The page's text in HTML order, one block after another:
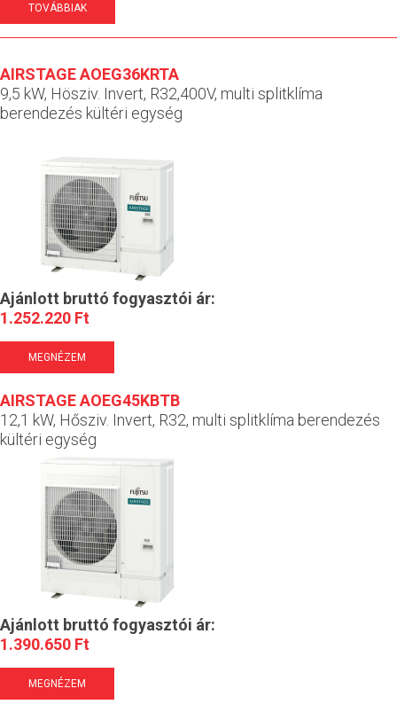
TOVÁBBIAK
AIRSTAGE AOEG36KRTA
9,5 kW, Hösziv. Invert, R32,400V, multi splitklíma
berendezés kültéri egység
Ajánlott bruttó fogyasztói ár:
1.252.220 Ft
MEGNÉZEM
AIRSTAGE AOEG45KBTB
12,1 kW, Hősziv. Invert, R32, multi splitklíma berendezés
kültéri egység
Ajánlott bruttó fogyasztói ár:
1.390.650 Ft
MEGNÉZEM